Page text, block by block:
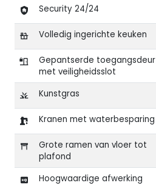
Security 24/24
Volledig ingerichte keuken
Gepantserde toegangsdeur
met veiligheidsslot
Kunstgras
Kranen met waterbesparing
Grote ramen van vloer tot
plafond
Hoogwaardige afwerking